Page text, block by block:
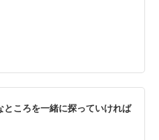
ところを一緒に探っていければ